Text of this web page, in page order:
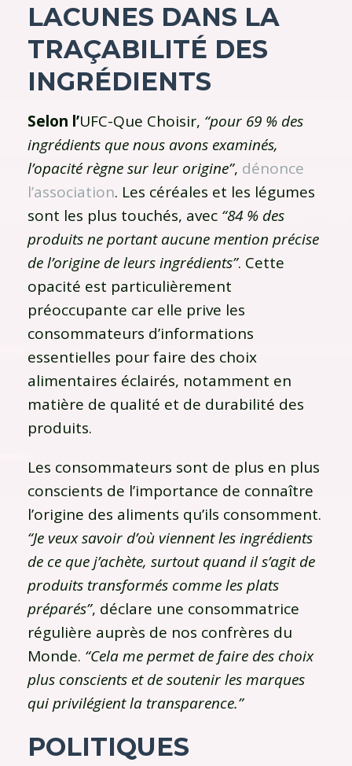
LACUNES DANS LA
TRAÇABILITÉ DES
INGRÉDIENTS
Selon l’UFC-Que Choisir, “pour 69 % des
ingrédients que nous avons examinés,
l’opacité règne sur leur origine”, dénonce
l’association. Les céréales et les légumes
sont les plus touchés, avec “84 % des
produits ne portant aucune mention précise
de l’origine de leurs ingrédients”. Cette
opacité est particulièrement
préoccupante car elle prive les
consommateurs d’informations
essentielles pour faire des choix
alimentaires éclairés, notamment en
matière de qualité et de durabilité des
produits.
Les consommateurs sont de plus en plus
conscients de l’importance de connaître
l’origine des aliments qu’ils consomment.
“Je veux savoir d’où viennent les ingrédients
de ce que j’achète, surtout quand il s’agit de
produits transformés comme les plats
préparés”, déclare une consommatrice
régulière auprès de nos confrères du
Monde. “Cela me permet de faire des choix
plus conscients et de soutenir les marques
qui privilégient la transparence.”
POLITIQUES